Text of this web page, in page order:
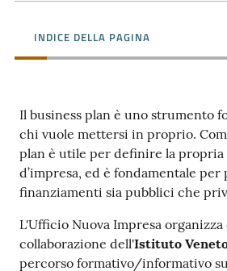
Consumatore
Impresa
Digitale
Camera
INDICE DELLA PAGINA
Il business plan è uno strumento
chi vuole mettersi in proprio.
plan è utile per definire la propria
d’impresa, ed è fondamentale
finanziamenti sia pubblici che
L'Ufficio Nuova Impresa organizza
collaborazione dell'Istituto
percorso formativo/informativo